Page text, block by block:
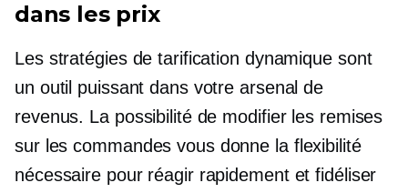
dans les prix
Les stratégies de tarification dynamique sont
un outil puissant dans votre arsenal de
revenus. La possibilité de modifier les remises
sur les commandes vous donne la flexibilité
nécessaire pour réagir rapidement et fidéliser